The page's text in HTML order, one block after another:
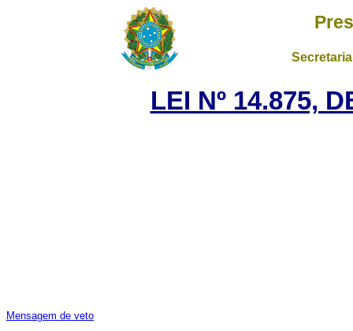
LEI Nº 14.875,
Mensagem de veto